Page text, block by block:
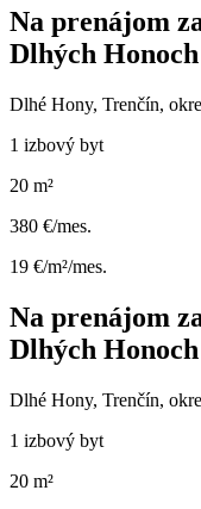
Na prenájom
Dlhých
Dlhé Hony, Trenčín,
1 izbový byt
20 m²
380 €/mes.
19 €/m²/mes.
Na prenájom
Dlhých
Dlhé Hony, Trenčín,
1 izbový byt
20 m²